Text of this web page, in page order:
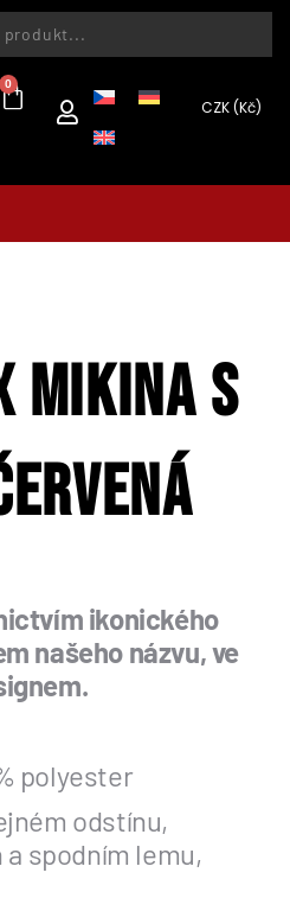
0
CZK (Kč)
MIKINA S
ikonického
našeho názvu, ve
polyester
odstínu,
spodním lemu,